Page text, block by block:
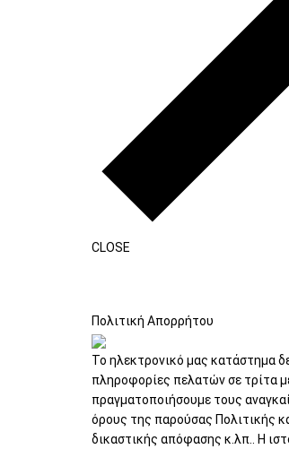
CLOSE
Πολιτική Απορρήτου
Το ηλεκτρονικό μας κατάστημα
πληροφορίες πελατών σε τρίτα
πραγματοποιήσουμε τους
όρους της παρούσας Πολιτικής
δικαστικής απόφασης κ.λπ.. Η